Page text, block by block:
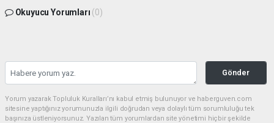
Okuyucu Yorumları (0)
Gönder
Yorum yazarak Topluluk Kuralları’nı kabul etmiş bulunuyor ve haberguven.com
sitesine yaptığınız yorumunuzla ilgili doğrudan veya dolaylı tüm sorumluluğu tek
başınıza üstleniyorsunuz. Yazılan tüm yorumlardan site yönetimi hiçbir şekilde